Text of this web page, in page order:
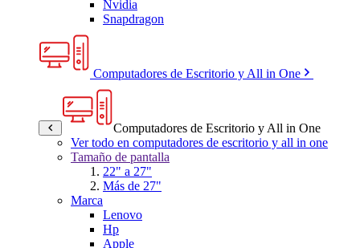
Nvidia
Snapdragon
Computadores de Escritorio y All in One
Computadores de Escritorio y All in One
Ver todo en computadores de escritorio y all in one
Tamaño de pantalla
22" a 27"
Más de 27"
Marca
Lenovo
Hp
Apple